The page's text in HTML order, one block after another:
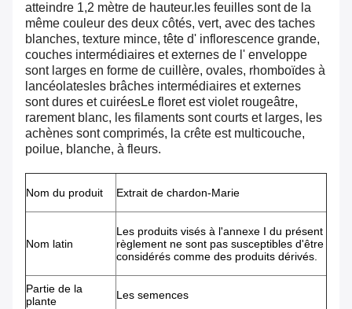
atteindre 1,2 mètre de hauteur.les feuilles sont de la
même couleur des deux côtés, vert, avec des taches
blanches, texture mince, tête d' inflorescence grande,
couches intermédiaires et externes de l' enveloppe
sont larges en forme de cuillère, ovales, rhomboïdes à
lancéolatesles brâches intermédiaires et externes
sont dures et cuiréesLe floret est violet rougeâtre,
rarement blanc, les filaments sont courts et larges, les
achènes sont comprimés, la crête est multicouche,
poilue, blanche, à fleurs.
Nom du produit Extrait de chardon-Marie
Nom latin
Les produits visés à l'annexe I du présent
règlement ne sont pas susceptibles d'être
considérés comme des produits dérivés.
Partie de la
plante
Les semences